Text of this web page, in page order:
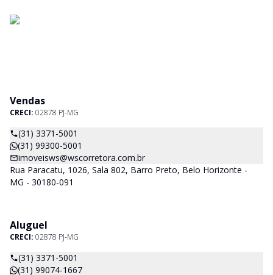
Vendas
CRECI: 02878 PJ-MG
(31) 3371-5001
(31) 99300-5001
imoveisws@wscorretora.com.br
Rua Paracatu, 1026, Sala 802, Barro Preto, Belo Horizonte -
MG - 30180-091
Aluguel
CRECI: 02878 PJ-MG
(31) 3371-5001
(31) 99074-1667